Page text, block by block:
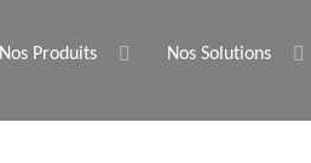
Nos Produits Nos Solutions